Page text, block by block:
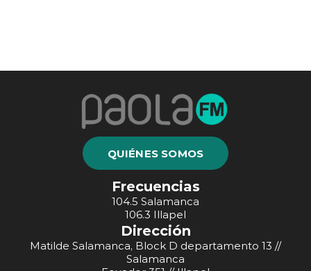
QUIÉNES SOMOS
Frecuencias
104.5 Salamanca
106.3 Illapel
Dirección
Matilde Salamanca, Block D departamento 13 //
Salamanca